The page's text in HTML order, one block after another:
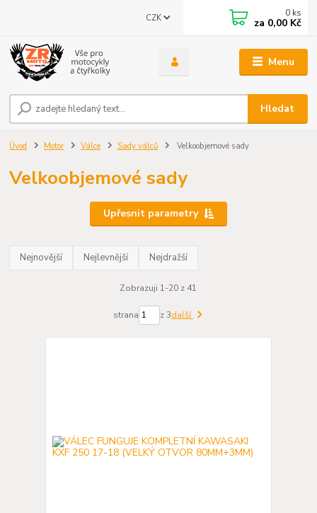
Menu
CZK
Hledat
0 ks
za 0,00 Kč
Úvod Motor Válce Sady válců Velkoobjemové sady
Velkoobjemové sady
Upřesnit parametry
Nejnovější Nejlevnější Nejdražší
Zobrazuji 1-20 z 41
strana z 3další